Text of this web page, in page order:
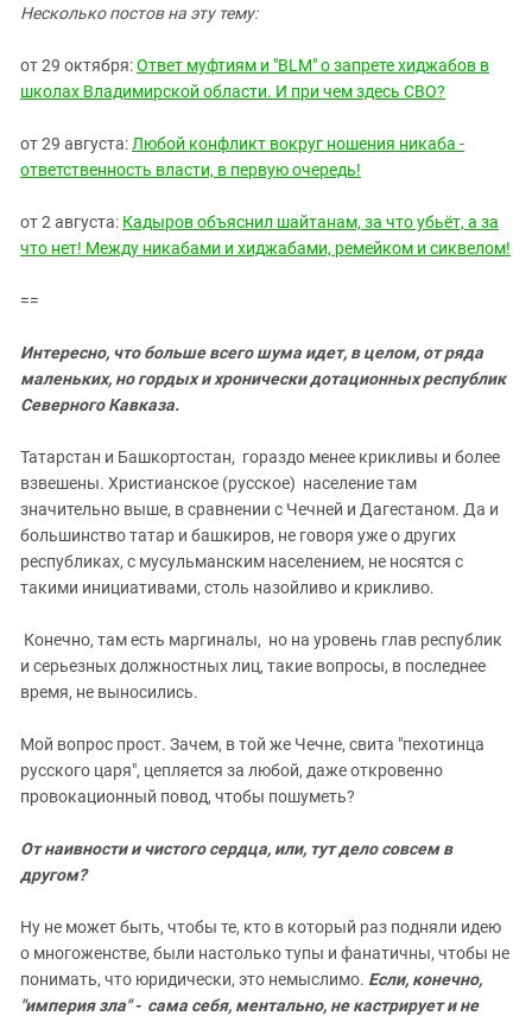
Несколько постов на эту тему:
от 29 октября:Ответ муфтиям и "BLM" о запрете хиджабов в
школах Владимирской области. И при чем здесь СВО?
от 29 августа: Любой конфликт вокруг ношения никаба -
ответственность власти, в первую очередь!
от 2 августа: Кадыров объяснил шайтанам, за что убьёт, а за
что нет! Между никабами и хиджабами, ремейком и сиквелом!
==
Интересно, что больше всего шума идет, в целом, от ряда
маленьких, но гордых и хронически дотационных республик
Северного Кавказа.
Татарстан и Башкортостан, гораздо менее крикливы и более
взвешены. Христианское (русское) население там
значительно выше, в сравнении с Чечней и Дагестаном. Да и
большинство татар и башкиров, не говоря уже о других
республиках, с мусульманским населением, не носятся с
такими инициативами, столь назойливо и крикливо.
Конечно, там есть маргиналы, но на уровень глав республик
и серьезных должностных лиц, такие вопросы, в последнее
время, не выносились.
Мой вопрос прост. Зачем, в той же Чечне, свита "пехотинца
русского царя", цепляется за любой, даже откровенно
провокационный повод, чтобы пошуметь?
От наивности и чистого сердца, или, тут дело совсем в
другом?
Ну не может быть, чтобы те, кто в который раз подняли идею
о многоженстве, были настолько тупы и фанатичны, чтобы не
понимать, что юридически, это немыслимо. Если, конечно,
"империя зла" - сама себя, ментально, не кастрирует и не